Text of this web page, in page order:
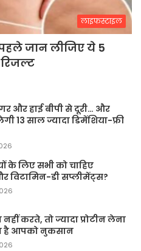
लाइफस्टाइल
जान लीजिए ये 5
और हाई बीपी से दूरी… और
13 साल ज्यादा डिमेंशिया-फ्री
के लिए सभी को चाहिए
विटामिन-डी सप्लीमेंट्स?
करते, तो ज्यादा प्रोटीन लेना
है आपको नुकसान